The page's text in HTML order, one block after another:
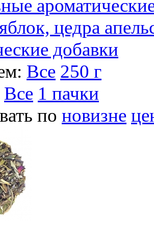
цедра
добавки
Все 250 г
Все 1 пачки
по новизне